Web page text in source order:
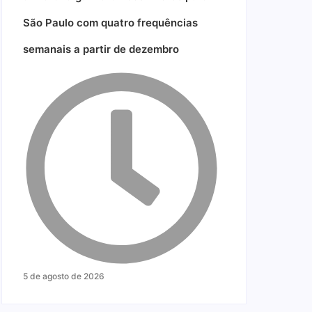
São Paulo com quatro frequências
semanais a partir de dezembro
5 de agosto de 2026